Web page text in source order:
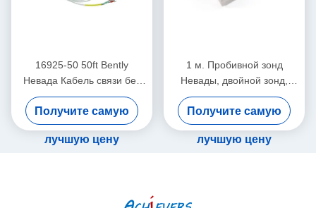
16925-50 50ft Bently
Невада Кабель связи без
брони
Получите самую
лучшую цену
1 м. Пробивной зонд
Невады, двойной зонд,
вибрационный датчик
26530-12-10-00-000-309-
00-03-01
Получите самую
лучшую цену